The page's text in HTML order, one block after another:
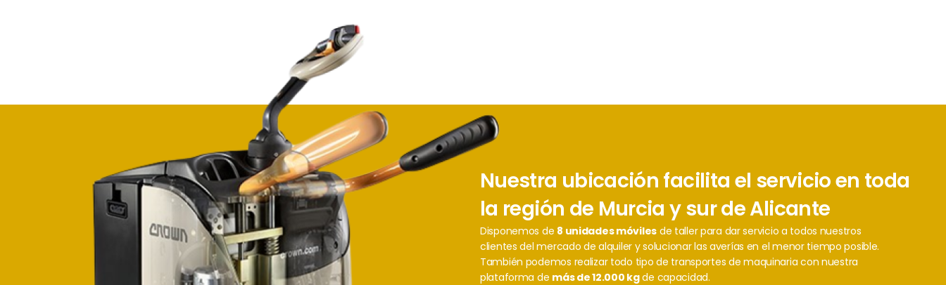
Nuestra ubicación facilita el servicio en toda
la región de Murcia y sur de Alicante
Disponemos de 8 unidades móviles de taller para dar servicio a todos nuestros
clientes del mercado de alquiler y solucionar las averías en el menor tiempo posible.
También podemos realizar todo tipo de transportes de maquinaria con nuestra
plataforma de más de 12.000 kgde capacidad.